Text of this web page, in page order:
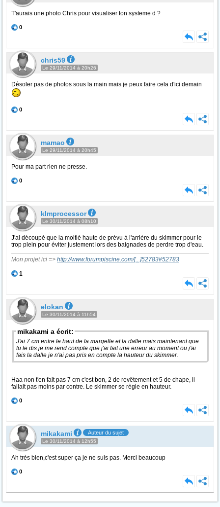
T'aurais une photo Chris pour visualiser ton systeme d ?
0
chris59
Le 29/11/2014 à 20h26
Désoler pas de photos sous la main mais je peux faire cela d'ici demain
0
mamao
Le 29/11/2014 à 20h45
Pour ma part rien ne presse.
0
klmprocessor
Le 30/11/2014 à 08h10
J'ai découpé que la moitié haute de prévu à l'arrière du skimmer pour le
trop plein pour éviter justement lors des baignades de perdre trop d'eau.
Mon projet ici => http://www.forumpiscine.com/[...]52783#52783
1
elokan
Le 30/11/2014 à 11h54
mikakami a écrit:
J'ai 7 cm entre le haut de la margelle et la dalle.mais maintenant que
tu le dis je me rend compte que j'ai fait une erreur au moment ou j'ai
fais la dalle je n'ai pas pris en compte la hauteur du skimmer.
Haa non t'en fait pas 7 cm c'est bon, 2 de revêtement et 5 de chape, il
fallait pas moins par contre. Le skimmer se règle en hauteur.
0
mikakami Auteur du sujet
Le 30/11/2014 à 12h55
Ah très bien,c'est super ça je ne suis pas. Merci beaucoup
0